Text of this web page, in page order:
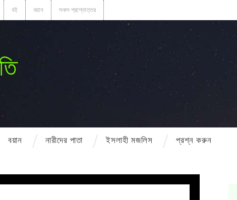
বই বয়ান সকল প্রশ্নোত্তর
বয়ান নারীদের পাতা ইসলাহী মজলিস প্রশ্ন করুন